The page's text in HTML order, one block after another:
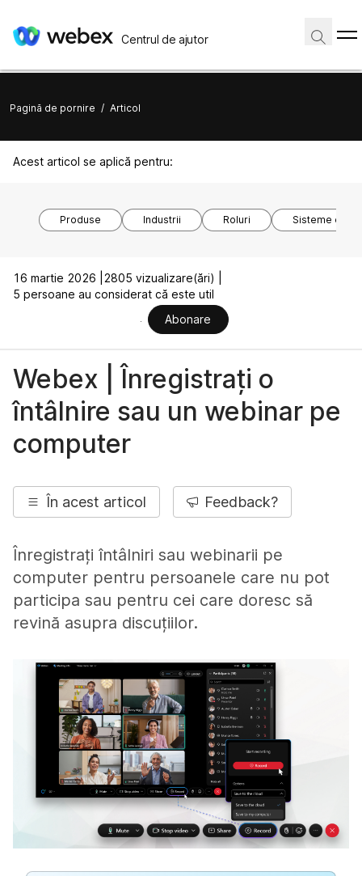
Centrul de ajutor
Pagină de pornire / Articol
Acest articol se aplică pentru:
Produse Industrii Roluri Sisteme de
16 martie 2026 |
2805 vizualizare(ări) |
5 persoane au considerat că este util
Abonare
Webex | Înregistrați o
întâlnire sau un webinar pe
computer
În acest articol Feedback?
Înregistrați întâlniri sau webinarii pe
computer pentru persoanele care nu pot
participa sau pentru cei care doresc să
revină asupra discuțiilor.